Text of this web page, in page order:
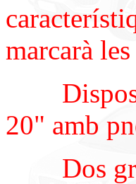
marcarà
Disposa
20" amb
Dos